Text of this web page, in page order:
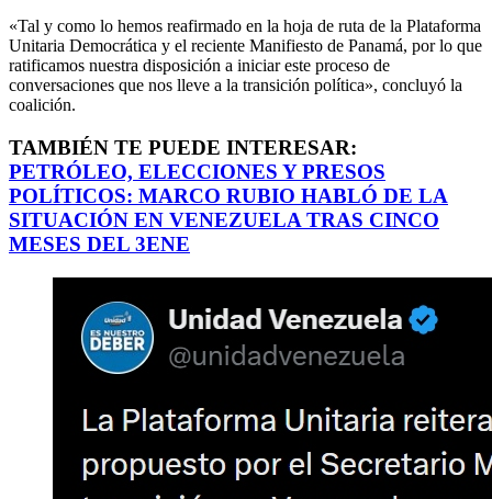
«Tal y como lo hemos reafirmado en la hoja de ruta de la Plataforma
Unitaria Democrática y el reciente Manifiesto de Panamá, por lo que
ratificamos nuestra disposición a iniciar este proceso de
conversaciones que nos lleve a la transición política», concluyó la
coalición.
TAMBIÉN TE PUEDE INTERESAR:
PETRÓLEO, ELECCIONES Y PRESOS
POLÍTICOS: MARCO RUBIO HABLÓ DE LA
SITUACIÓN EN VENEZUELA TRAS CINCO
MESES DEL 3ENE